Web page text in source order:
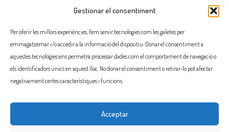
Gestionar el consentiment
Per oferir les millors experiències, fem servir tecnologies com les galetes per
emmagatzemar i/o accedir a la informació del dispositiu. Donar el consentiment a
aquestes tecnologies ens permetrà processar dades com el comportament de navegació o
els identificadors únics en aquest lloc. No donar el consentiment o retirar-lo pot afectar
negativament certes característiques i funcions.
Acceptar
Manifestació ‘Contra la guerra. Aturem el rearmament’
En solidaritat amb el Líban
COMENTARIS RECENTS